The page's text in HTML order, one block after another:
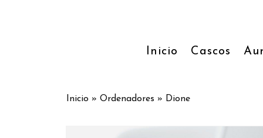
Inicio Cascos
Inicio » Ordenadores » Dione